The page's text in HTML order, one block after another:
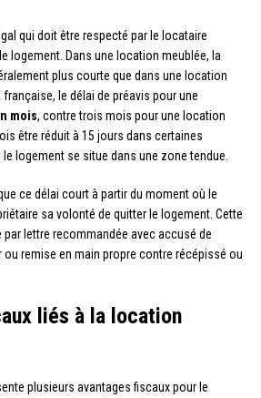
qui doit être respecté par le locataire
logement. Dans une location meublée, la
plus courte que dans une location
le délai de préavis pour une
mois, contre trois mois pour une location
être réduit à 15 jours dans certaines
logement se situe dans une zone tendue.
ce délai court à partir du moment où le
sa volonté de quitter le logement. Cette
lettre recommandée avec accusé de
ou remise en main propre contre récépissé ou
liés à la location
plusieurs avantages fiscaux pour le